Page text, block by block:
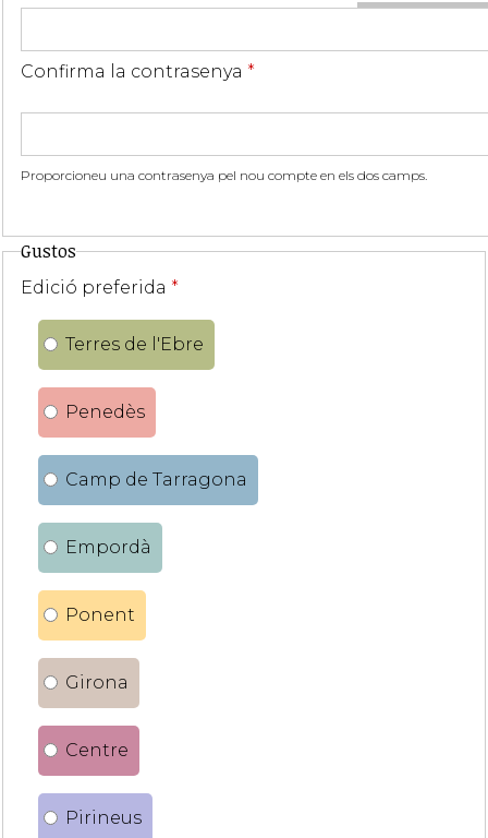
Confirma la contrasenya *
Proporcioneu una contrasenya pel nou compte en els dos camps.
Gustos
Edició preferida *
Terres de l'Ebre
Penedès
Camp de Tarragona
Empordà
Ponent
Girona
Centre
Pirineus